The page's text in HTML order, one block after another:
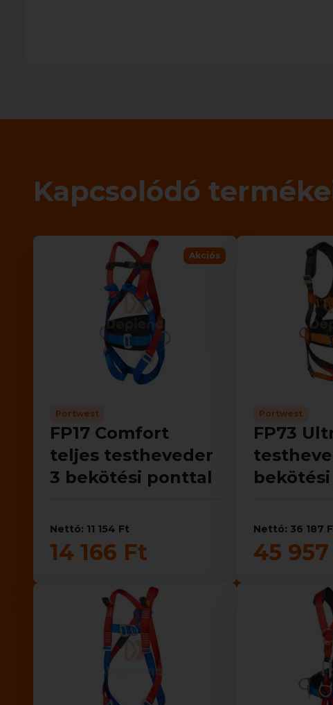
Kapcsolódó
Akciós
Portwest
FP17 Comfort
teljes testheveder
3 bekötési ponttal
Nettó: 11 154 Ft
14 166 Ft
Portwest
FP73
Nettó: 36 187
45